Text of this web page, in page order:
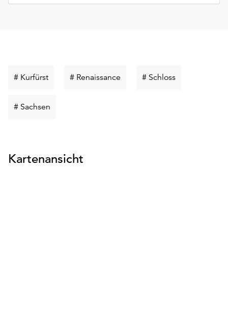
# KurfürstSchlüsselwort
# Renaissance Schlüsselwort
# SchlossSchlüsselwort
# Sachsen
Kartenansicht